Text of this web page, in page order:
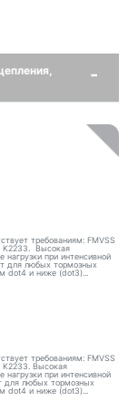
требованиям: FMVSS
K2233. Высокая
при интенсивной
для любых тормозных
dot4 и ниже (dot3)...
требованиям: FMVSS
K2233. Высокая
при интенсивной
для любых тормозных
dot4 и ниже (dot3)...